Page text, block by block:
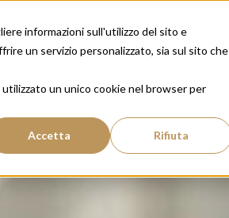
informazioni sull'utilizzo del sito e
un servizio personalizzato, sia sul sito che
un unico cookie nel browser per
Accetta Rifiuta
Insparya Salute dei capelli